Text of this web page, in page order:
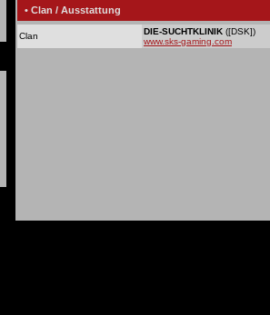
• Clan / Ausstattung
Clan DIE-SUCHTKLINIK ([DSK])
www.sks-gaming.com